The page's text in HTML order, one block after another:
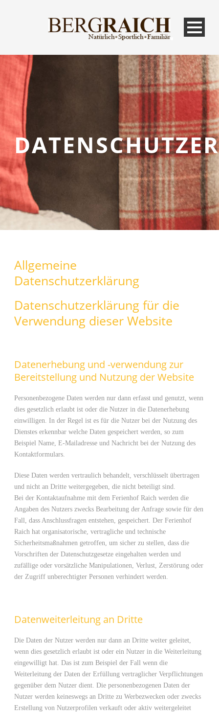
Allgemeine
Datenschutzerklärung
Datenschutzerklärung für die
Verwendung dieser Website
Datenerhebung und -verwendung zur
Bereitstellung und Nutzung der Website
Personenbezogene Daten werden nur dann erfasst und genutzt, wenn
dies gesetzlich erlaubt ist oder die Nutzer in die Datenerhebung
einwilligen. In der Regel ist es für die Nutzer bei der Nutzung des
Dienstes erkennbar welche Daten gespeichert werden, so zum
Beispiel Name, E-Mailadresse und Nachricht bei der Nutzung des
Kontaktformulars.
Diese Daten werden vertraulich behandelt, verschlüsselt übertragen
und nicht an Dritte weitergegeben, die nicht beteiligt sind.
Bei der Kontaktaufnahme mit dem Ferienhof Raich werden die
Angaben des Nutzers zwecks Bearbeitung der Anfrage sowie für den
Fall, dass Anschlussfragen entstehen, gespeichert. Der Ferienhof
Raich hat organisatorische, vertragliche und technische
Sicherheitsmaßnahmen getroffen, um sicher zu stellen, dass die
Vorschriften der Datenschutzgesetze eingehalten werden und
zufällige oder vorsätzliche Manipulationen, Verlust, Zerstörung oder
der Zugriff unberechtigter Personen verhindert werden.
Datenweiterleitung an Dritte
Die Daten der Nutzer werden nur dann an Dritte weiter geleitet,
wenn dies gesetzlich erlaubt ist oder ein Nutzer in die Weiterleitung
eingewilligt hat. Das ist zum Beispiel der Fall wenn die
Weiterleitung der Daten der Erfüllung vertraglicher Verpflichtungen
gegenüber dem Nutzer dient. Die personenbezogenen Daten der
Nutzer werden keineswegs an Dritte zu Werbezwecken oder zwecks
Erstellung von Nutzerprofilen verkauft oder aktiv weitergeleitet